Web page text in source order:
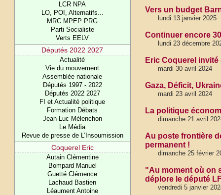
LCR NPA
LO, POI, Alternatifs...
MRC MPEP PRG
Parti Socialiste
Verts EELV
Députés 2022 2027
Actualité
Vie du mouvement
Assemblée nationale
Députés 1997 - 2022
Députés 2022 2027
FI et Actualité politique
Formation Débats
Jean-Luc Mélenchon
Le Média
Revue de presse de L’Insoumission
Coquerel Eric
Autain Clémentine
Bompard Manuel
Guetté Clémence
Lachaud Bastien
Léaument Antoine
Vers un budget
lundi 13 janvier 2025
Continuer encore
lundi 23 décembre
Eric Coquerel
mardi 30 avril 2024
Gaza, Déficit,
mardi 23 avril 2024
La politique
dimanche 21 avril
Au poste frontière
permanent !
dimanche 25 février
"Au moment où on
déplore le député
vendredi 5 janvier